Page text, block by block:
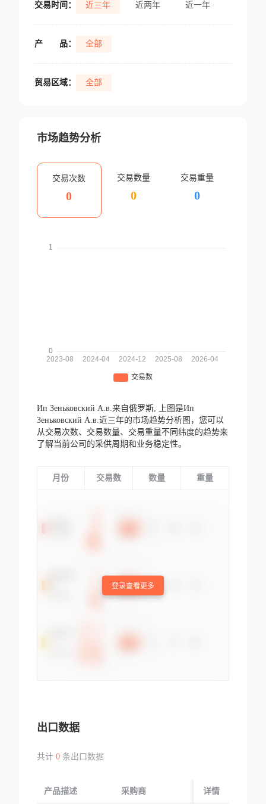
交易时间： 近三年 近两年 近一年
产 品： 全部
贸易区域： 全部
市场趋势分析
交易次数
0
交易数量
0
交易重量
0
Ип Зеньковский А.в.来自俄罗斯,
上图是Ип
Зеньковский А.в.近三年的市场趋势分析图，您可以
从交易次数、交易数量、交易重量不同纬度的趋势来
了解当前公司的采供周期和业务稳定性。
月份 交易数 数量 重量
登录查看更多
出口数据
共计 0条出口数据
产品描述 采购商 起运国/地区
详情